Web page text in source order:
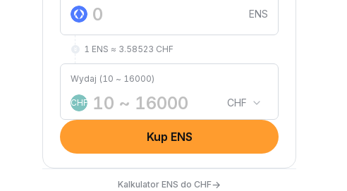
ENS
1 ENS ≈ 3.58523 CHF
Wydaj (10 ~ 16000)
CHF CHF
Kup ENS
Kalkulator ENS do CHF→